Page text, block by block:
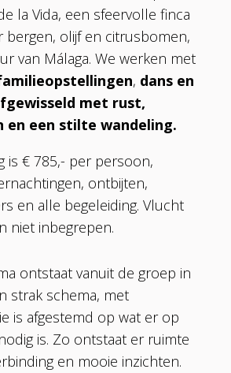
la Vida, een sfeervolle finca
bergen, olijf en citrusbomen,
van Málaga. We werken met
, dans en
met rust,
en een stilte wandeling.
is € 785,- per persoon,
ontbijten,
en alle begeleiding. Vlucht
niet inbegrepen.
ontstaat vanuit de groep in
strak schema, met
is afgestemd op wat er op
is. Zo ontstaat er ruimte
en mooie inzichten.